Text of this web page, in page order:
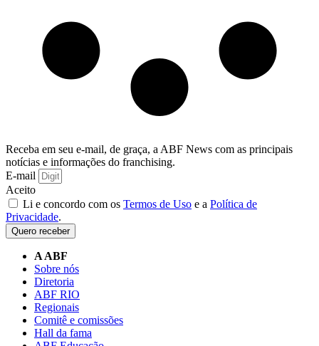
Receba em seu e-mail, de graça, a ABF News com as principais
notícias e informações do franchising.
E-mail
Aceito
Li e concordo com os Termos de Uso e a Política de
Privacidade.
Quero receber
A ABF
Sobre nós
Diretoria
ABF RIO
Regionais
Comitê e comissões
Hall da fama